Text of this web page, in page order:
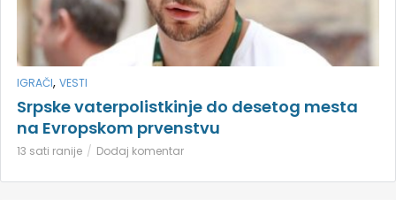
IGRAČI, VESTI
Srpske vaterpolistkinje do desetog mesta
na Evropskom prvenstvu
13 sati ranije Dodaj komentar